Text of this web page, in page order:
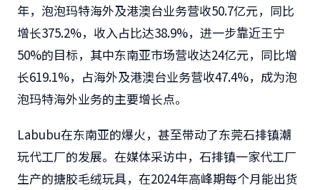
年，泡泡玛特海外及港澳台业务营收50.7亿元，同比
增长375.2%，收入占比达38.9%，进一步靠近王宁
50%的目标，其中东南亚市场营收达24亿元，同比增
长619.1%，占海外及港澳台业务营收47.4%，成为泡
泡玛特海外业务的主要增长点。
Labubu在东南亚的爆火，甚至带动了东莞石排镇潮
玩代工厂的发展。在媒体采访中，石排镇一家代工厂
生产的搪胶毛绒玩具，在2024年高峰期每个月能出货